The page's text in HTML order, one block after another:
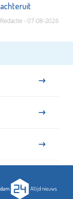
achteruit
Redactie - 07-08-2026